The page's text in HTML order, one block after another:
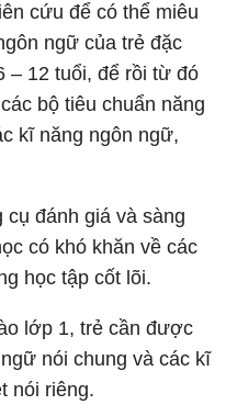
cứu để có thể miêu
ngữ của trẻ đặc
– 12 tuổi, để rồi từ đó
bộ tiêu chuẩn năng
kĩ năng ngôn ngữ,
đánh giá và sàng
có khó khăn về các
học tập cốt lõi.
lớp 1, trẻ cần được
nói chung và các kĩ
nói riêng.